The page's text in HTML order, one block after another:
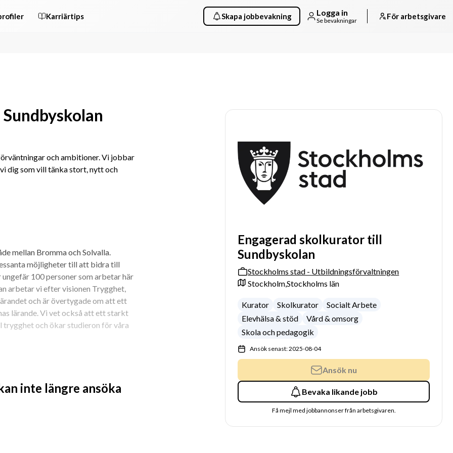
Karriärtips Skapa jobbevakning Logga in
Se bevakningar För arbetsgivare
och ambitioner. Vi jobbar
dig som vill tänka stort, nytt och
mellan Bromma och Solvalla.
möjligheter till att bidra till
100 personer som arbetar här
arbetar vi efter visionen Trygghet,
och är övertygade om att ett
lärande. Vi vet också att ett starkt
och ökar studieron för våra
inte längre ansöka
Engagerad skolkurator till
Sundbyskolan
Stockholms stad - Utbildningsförvaltningen
Stockholm,Stockholms län
Kurator Skolkurator
Socialt Arbete
Elevhälsa & stöd
Vård & omsorg
Skola och pedagogik
Ansök senast: 2025-08-04
Ansök nu
Bevaka likande jobb
Få mejl med jobbannonser från arbetsgivaren.